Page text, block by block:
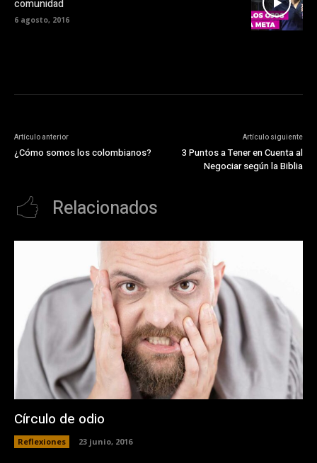
comunidad
6 agosto, 2016
Artículo anterior
¿Cómo somos los colombianos?
Artículo siguiente
3 Puntos a Tener en Cuenta al
Negociar según la Biblia
Relacionados
Círculo de odio
Reflexiones 23 junio, 2016